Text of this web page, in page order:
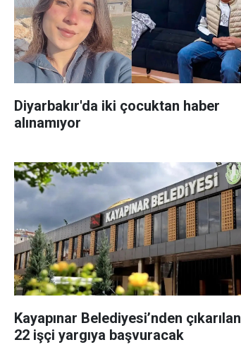
Diyarbakır'da iki çocuktan haber
alınamıyor
Kayapınar Belediyesi’nden çıkarılan
22 işçi yargıya başvuracak